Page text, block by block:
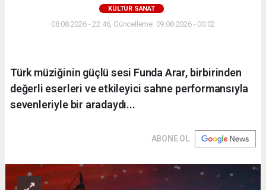
KÜLTÜR SANAT
08.08.2026 - 22:46, Güncelleme: 09.08.2026 - 00:02
Türk müziğinin güçlü sesi Funda Arar, birbirinden
değerli eserleri ve etkileyici sahne performansıyla
sevenleriyle bir aradaydı...
ABONE OL